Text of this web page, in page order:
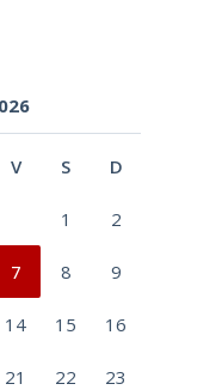
V S D
1 2
7 8 9
14 15 16
21 22 23